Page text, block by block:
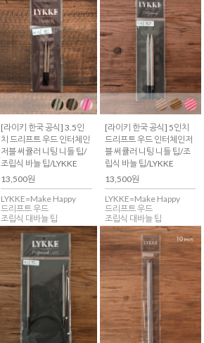
[라이키 한국 공식] 3.5인
치 드리프트 우드 인터체인
저블 써큘러 니팅 니들 팁/
조립식 바늘 팁/LYKKE
13,500원
LYKKE=Make Happy
드리프트 우드
조립식 대바늘 팁
[라이키 한국 공식] 5인치
드리프트 우드 인터체인저
블 써큘러 니팅 니들 팁/조
립식 바늘 팁/LYKKE
13,500원
LYKKE=Make Happy
드리프트 우드
조립식 대바늘 팁